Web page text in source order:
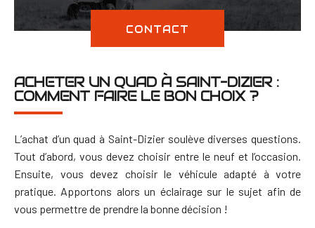
CONTACT
ACHETER UN QUAD À SAINT-DIZIER :
COMMENT FAIRE LE BON CHOIX ?
L’achat d’un quad à Saint-Dizier soulève diverses questions.
Tout d’abord, vous devez choisir entre le neuf et l’occasion.
Ensuite, vous devez choisir le véhicule adapté à votre
pratique. Apportons alors un éclairage sur le sujet afin de
vous permettre de prendre la bonne décision !